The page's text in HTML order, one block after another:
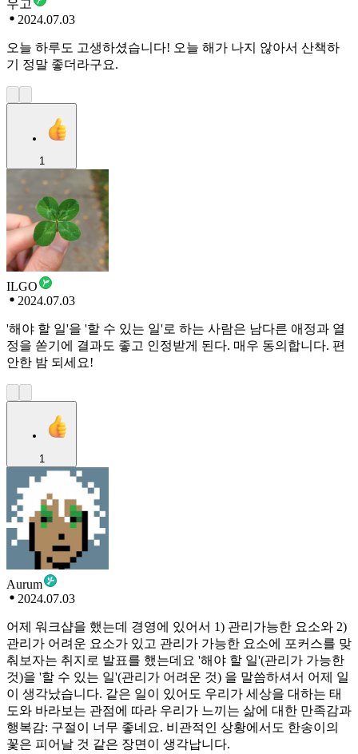
우고
2024.07.03
오늘 하루도 고생하셨습니다! 오늘 해가 나지 않아서 산책하
기 정말 좋더라구요.
1
ILGO
2024.07.03
'해야 할 일'을 '할 수 있는 일'로 하는 사람은 남다른 애정과 열
정을 쏟기에 결과도 좋고 인정받게 된다. 매우 동의합니다. 편
안한 밤 되세요!
1
Aurum
2024.07.03
어제 워크샵을 했는데 경영에 있어서 1) 관리가능한 요소와 2)
관리가 어려운 요소가 있고 관리가 가능한 요소에 포커스를 맞
춰보자는 취지로 발표를 했는데요 '해야 할 일'(관리가 가능한
것)을 '할 수 있는 일'(관리가 어려운 것) 을 말씀하셔서 어제 일
이 생각났습니다. 같은 일이 있어도 우리가 세상을 대하는 태
도와 바라보는 관점에 따라 우리가 느끼는 삶에 대한 만족감과
행복감: 구절이 너무 좋네요. 비관적인 상황에서도 한송이의
꽃은 피어날 것 같은 장면이 생각납니다.